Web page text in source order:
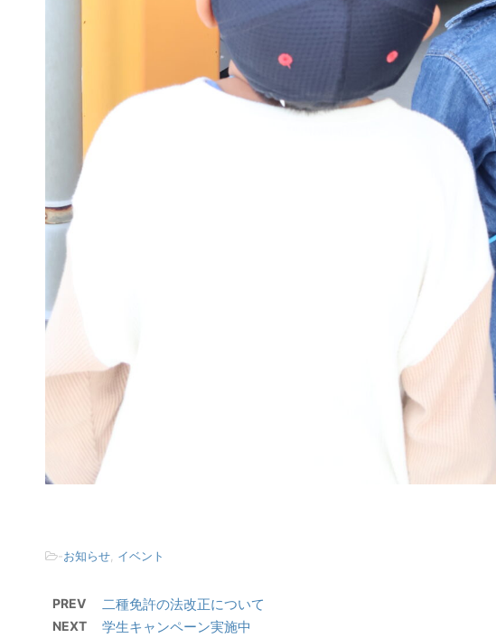
-お知らせ イベント
PREV 二種免許の法改正について
NEXT 学生キャンペーン実施中